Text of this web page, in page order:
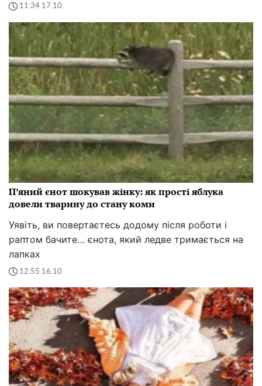
11:34 17.10
П’яний єнот шокував жінку: як прості яблука
довели тварину до стану коми
Уявіть, ви повертаєтесь додому після роботи і
раптом бачите… єнота, який ледве тримається на
лапках
12:55 16.10